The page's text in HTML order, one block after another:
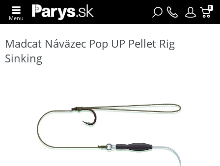
0
Menu
Madcat Náväzec Pop UP Pellet Rig
Sinking